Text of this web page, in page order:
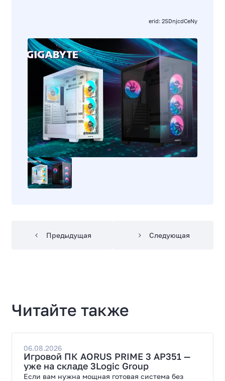
erid: 2SDnjcdCeNy
Предыдущая Следующая
Читайте также
06.08.2026
Игровой ПК AORUS PRIME 3 AP351 —
уже на складе 3Logic Group
Если вам нужна мощная готовая система без